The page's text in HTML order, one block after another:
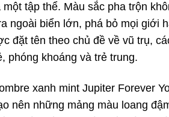
tập thể. Màu sắc pha trộn
ngoài biển lớn, phá bỏ mọi giới
đặt tên theo chủ đề về vũ trụ,
phóng khoáng và trẻ trung.
xanh mint Jupiter Forever
nên những mảng màu loang